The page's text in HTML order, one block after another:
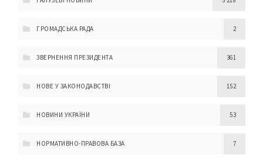
ГРОМАДСЬКА РАДА 2
ЗВЕРНЕННЯ ПРЕЗИДЕНТА 361
НОВЕ У ЗАКОНОДАВСТВІ 152
НОВИНИ УКРАЇНИ 53
НОРМАТИВНО-ПРАВОВА БАЗА 7